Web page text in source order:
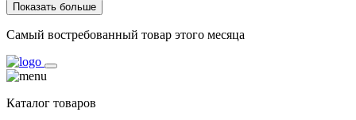
Показать больше
Самый востребованный товар этого месяца
Каталог товаров